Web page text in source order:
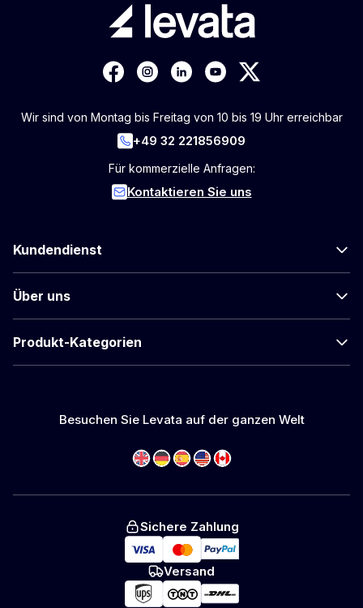
Wir sind von Montag bis Freitag von 10 bis 19 Uhr erreichbar
+49 32 221856909
Für kommerzielle Anfragen:
Kontaktieren Sie uns
Kundendienst
Über uns
Produkt-Kategorien
Besuchen Sie Levata auf der ganzen Welt
Sichere Zahlung
Versand